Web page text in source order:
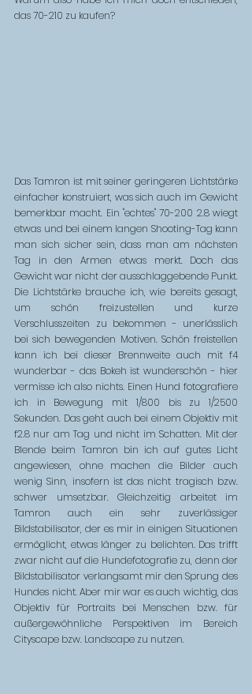
das 70-210 zu kaufen?
Das Tamron ist mit seiner geringeren Lichtstärke
einfacher konstruiert, was sich auch im Gewicht
bemerkbar macht. Ein "echtes" 70-200 2.8 wiegt
etwas und bei einem langen Shooting-Tag kann
man sich sicher sein, dass man am nächsten
Tag in den Armen etwas merkt. Doch das
Gewicht war nicht der ausschlaggebende Punkt.
Die Lichtstärke brauche ich, wie bereits gesagt,
um schön freizustellen und kurze
Verschlusszeiten zu bekommen - unerlässlich
bei sich bewegenden Motiven. Schön freistellen
kann ich bei dieser Brennweite auch mit f4
wunderbar - das Bokeh ist wunderschön - hier
vermisse ich also nichts. Einen Hund fotografiere
ich in Bewegung mit 1/800 bis zu 1/2500
Sekunden. Das geht auch bei einem Objektiv mit
f2.8 nur am Tag und nicht im Schatten. Mit der
Blende beim Tamron bin ich auf gutes Licht
angewiesen, ohne machen die Bilder auch
wenig Sinn, insofern ist das nicht tragisch bzw.
schwer umsetzbar. Gleichzeitig arbeitet im
Tamron auch ein sehr zuverlässiger
Bildstabilisator, der es mir in einigen Situationen
ermöglicht, etwas länger zu belichten. Das trifft
zwar nicht auf die Hundefotografie zu, denn der
Bildstabilisator verlangsamt mir den Sprung des
Hundes nicht. Aber mir war es auch wichtig, das
Objektiv für Portraits bei Menschen bzw. für
außergewöhnliche Perspektiven im Bereich
Cityscape bzw. Landscape zu nutzen.